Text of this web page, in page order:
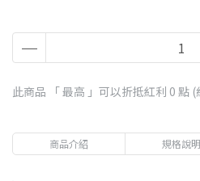
此商品 「 最高 」可以折抵紅利 0 點 (
商品介紹 規格說明